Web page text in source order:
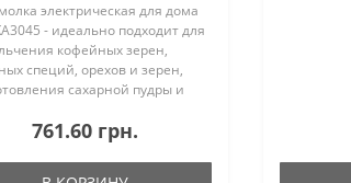
электрическая для дома
- идеально подходит для
кофейных зерен,
специй, орехов и зерен,
сахарной пудры и
позволяет брать их с собой
в офис или куда ..
761.60 грн.